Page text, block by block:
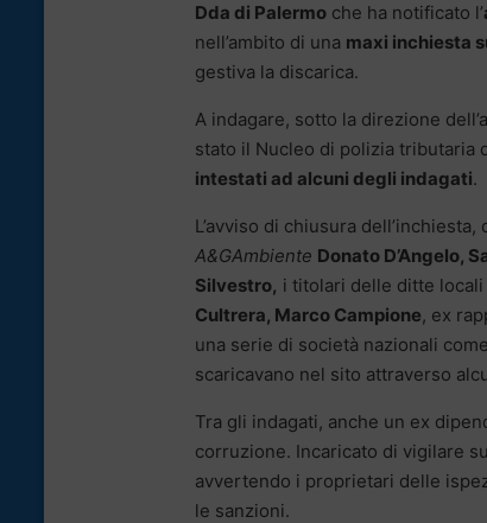
Dda di Palermo che ha notificato l’
nell’ambito di una maxi inchiesta
gestiva la discarica.
A indagare, sotto la direzione
stato il Nucleo di polizia tributaria
intestati ad alcuni degli indagati.
L’avviso di chiusura
A&GAmbiente Donato D’Angelo,
Silvestro, i titolari delle ditte locali
Cultrera, Marco Campione, ex
una serie di società nazionali come
scaricavano nel sito attraverso
Tra gli indagati, anche un ex
corruzione. Incaricato di vigilare
avvertendo i proprietari delle
le sanzioni.